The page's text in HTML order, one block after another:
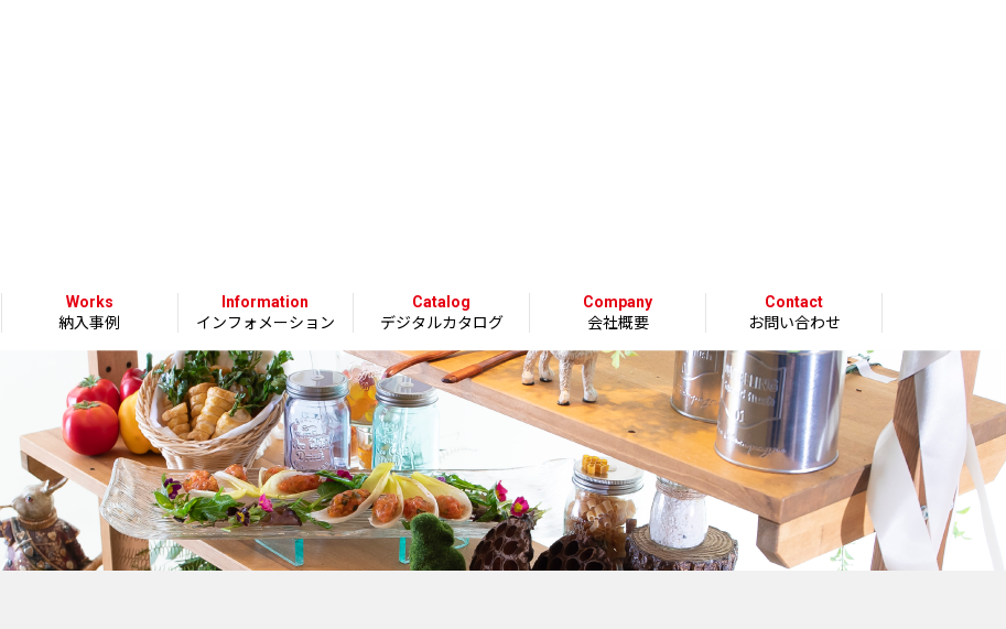
Works
納入事例
Information
インフォメーション
Catalog
デジタルカタログ
Company
会社概要
Contact
お問い合わせ